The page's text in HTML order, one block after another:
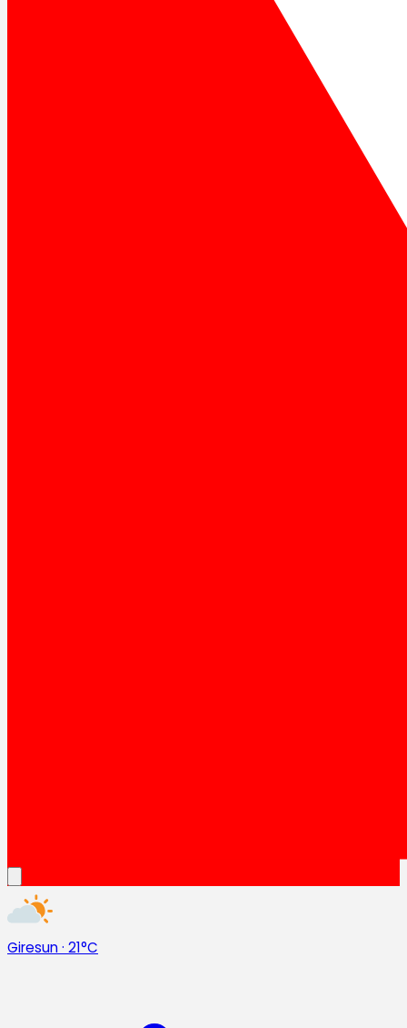
Giresun· 21°C